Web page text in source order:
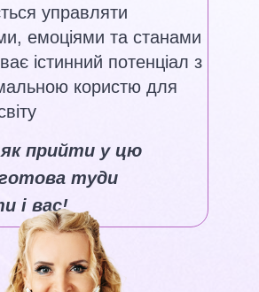
управляти
емоціями та станами
істинний потенціал з
користю для
прийти у цю
туди
і вас!